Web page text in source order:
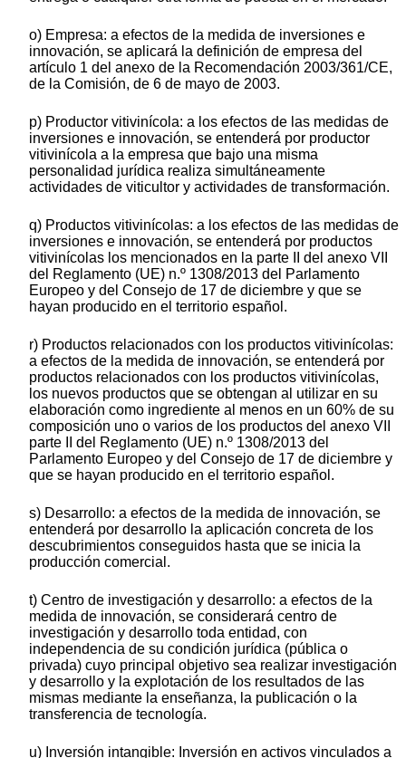
o) Empresa: a efectos de la medida de inversiones e
innovación, se aplicará la definición de empresa del
artículo 1 del anexo de la Recomendación 2003/361/CE,
de la Comisión, de 6 de mayo de 2003.
p) Productor vitivinícola: a los efectos de las medidas de
inversiones e innovación, se entenderá por productor
vitivinícola a la empresa que bajo una misma
personalidad jurídica realiza simultáneamente
actividades de viticultor y actividades de transformación.
q) Productos vitivinícolas: a los efectos de las medidas de
inversiones e innovación, se entenderá por productos
vitivinícolas los mencionados en la parte II del anexo VII
del Reglamento (UE) n.º 1308/2013 del Parlamento
Europeo y del Consejo de 17 de diciembre y que se
hayan producido en el territorio español.
r) Productos relacionados con los productos vitivinícolas:
a efectos de la medida de innovación, se entenderá por
productos relacionados con los productos vitivinícolas,
los nuevos productos que se obtengan al utilizar en su
elaboración como ingrediente al menos en un 60% de su
composición uno o varios de los productos del anexo VII
parte II del Reglamento (UE) n.º 1308/2013 del
Parlamento Europeo y del Consejo de 17 de diciembre y
que se hayan producido en el territorio español.
s) Desarrollo: a efectos de la medida de innovación, se
entenderá por desarrollo la aplicación concreta de los
descubrimientos conseguidos hasta que se inicia la
producción comercial.
t) Centro de investigación y desarrollo: a efectos de la
medida de innovación, se considerará centro de
investigación y desarrollo toda entidad, con
independencia de su condición jurídica (pública o
privada) cuyo principal objetivo sea realizar investigación
y desarrollo y la explotación de los resultados de las
mismas mediante la enseñanza, la publicación o la
transferencia de tecnología.
u) Inversión intangible: Inversión en activos vinculados a